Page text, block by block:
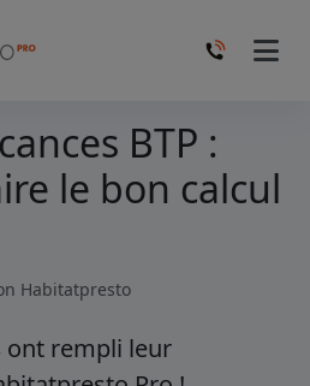
BTP :
le bon calcul
Habitatpresto
ont rempli leur